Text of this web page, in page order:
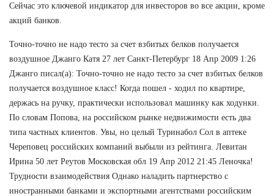
Сейчас это ключевой индикатор для инвесторов во все акции, кроме
акций банков.
Точно-точно не надо тесто за счет взбитых белков получается
воздушное Джанго Катя 27 лет Санкт-Петербург 18 Апр 2009 1:26
Джанго писал(а): Точно-точно не надо тесто за счет взбитых белков
получается воздушное класс! Когда пошел - ходил по квартире,
держась на ручку, практически использовал машинку как ходунки.
По словам Попова, на российском рынке недвижимости есть два
типа частных клиентов. Увы, но целый Туринабол Сол в аптеке
Череповец российских компаний выбыли из рейтинга. Левитан
Ирина 50 лет Реутов Московская обл 19 Апр 2012 21:45 Леночка!
Трудности взаимодействия Однако наладить партнерство с
иностранными банками и экспортными агентствами российским